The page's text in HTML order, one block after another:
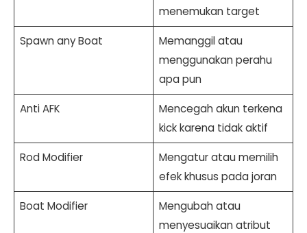
menemukan target
Spawn any Boat
Memanggil atau
menggunakan perahu
apa pun
Anti AFK
Mencegah akun terkena
kick karena tidak aktif
Rod Modifier
Mengatur atau memilih
efek khusus pada joran
Boat Modifier
Mengubah atau
menyesuaikan atribut